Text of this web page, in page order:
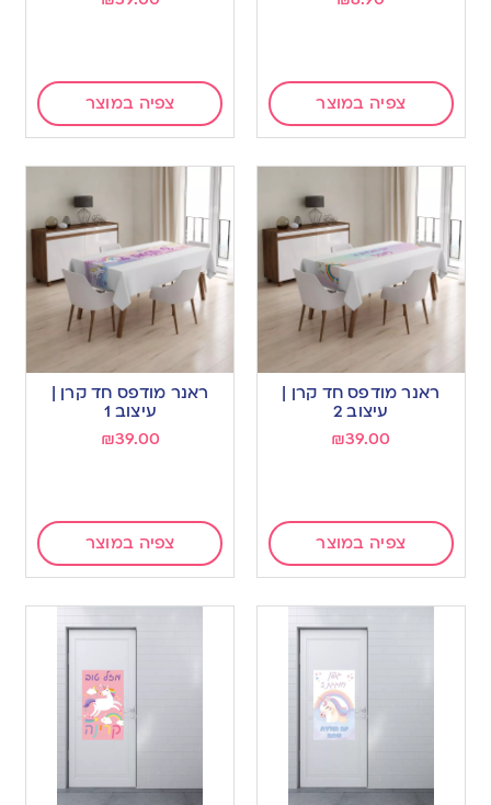
צפיה במוצר צפיה במוצר
ראנר מודפס חד קרן |
עיצוב 2
₪39.00
צפיה במוצר
ראנר מודפס חד קרן |
עיצוב 1
₪39.00
צפיה במוצר